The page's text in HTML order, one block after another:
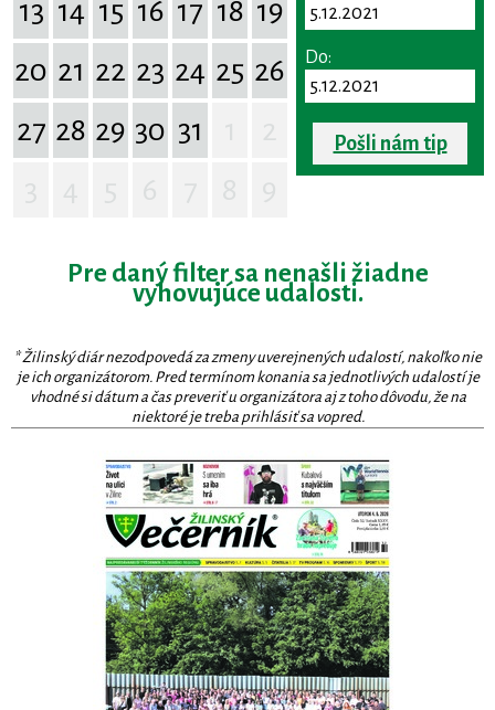
13 14 15 16 17 18 19
20 21 22 23 24 25 26
27 28 29 30 31
Do:
Pošli nám tip
Pre daný filter sa nenašli žiadne
vyhovujúce udalosti.
* Žilinský diár nezodpovedá za zmeny uverejnených udalostí, nakoľko nie
je ich organizátorom. Pred termínom konania sa jednotlivých udalostí je
vhodné si dátum a čas preveriť u organizátora aj z toho dôvodu, že na
niektoré je treba prihlásiť sa vopred.